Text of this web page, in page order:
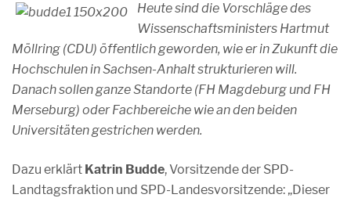
Heute sind die Vorschläge des
Wissenschaftsministers Hartmut
Möllring (CDU) öffentlich geworden, wie er in Zukunft die
Hochschulen in Sachsen-Anhalt strukturieren will.
Danach sollen ganze Standorte (FH Magdeburg und FH
Merseburg) oder Fachbereiche wie an den beiden
Universitäten gestrichen werden.
Dazu erklärt Katrin Budde, Vorsitzende der SPD-
Landtagsfraktion und SPD-Landesvorsitzende: „Dieser